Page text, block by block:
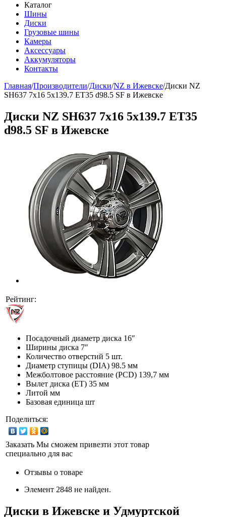
Каталог
Шины
Диски
Грузовые шины
Камеры
Аксессуары
Аккумуляторы
Контакты
Главная/Производители/Диски/NZ в Ижевске/Диски NZ
SH637 7x16 5x139.7 ET35 d98.5 SF в Ижевске
Диски NZ SH637 7x16 5x139.7 ET35
d98.5 SF в Ижевске
Рейтинг:
Посадочный диаметр диска 16″
Ширины диска 7″
Количество отверстий 5 шт.
Диаметр ступицы (DIA) 98.5 мм
Межболтовое расстояние (PCD) 139,7 мм
Вылет диска (ET) 35 мм
Литой мм
Базовая единица шт
Поделиться:
Заказать Мы сможем привезти этот товар
специально для вас
Отзывы о товаре
Элемент 2848 не найден.
Диски в Ижевске и Удмуртской